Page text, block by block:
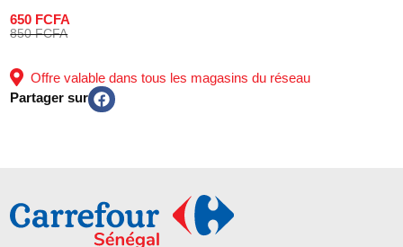
650 FCFA
850 FCFA
Offre valable dans tous les magasins du réseau
Partager sur